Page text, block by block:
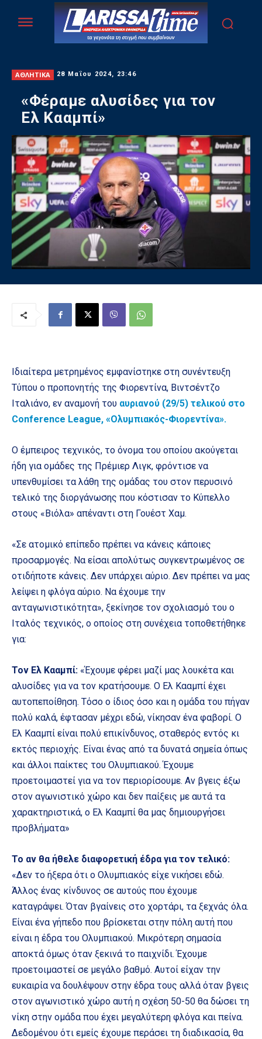
ΑΘΛΗΤΙΚΑ 28 Μαΐου 2024, 23:46
«Φέραμε αλυσίδες για τον
Ελ Κααμπί»
Ιδιαίτερα μετρημένος εμφανίστηκε στη συνέντευξη
Τύπου ο προπονητής της Φιορεντίνα, Βιντσέντζο
Ιταλιάνο, εν αναμονή του αυριανού (29/5) τελικού στο
Conference League, «Ολυμπιακός-Φιορεντίνα».
Ο έμπειρος τεχνικός, το όνομα του οποίου ακούγεται
ήδη για ομάδες της Πρέμιερ Λιγκ, φρόντισε να
υπενθυμίσει τα λάθη της ομάδας του στον περυσινό
τελικό της διοργάνωσης που κόστισαν το Κύπελλο
στους «Βιόλα» απέναντι στη Γουέστ Χαμ.
«Σε ατομικό επίπεδο πρέπει να κάνεις κάποιες
προσαρμογές. Να είσαι απολύτως συγκεντρωμένος σε
οτιδήποτε κάνεις. Δεν υπάρχει αύριο. Δεν πρέπει να μας
λείψει η φλόγα αύριο. Να έχουμε την
ανταγωνιστικότητα», ξεκίνησε τον σχολιασμό του ο
Ιταλός τεχνικός, ο οποίος στη συνέχεια τοποθετήθηκε
για:
Τον Ελ Κααμπί: «Έχουμε φέρει μαζί μας λουκέτα και
αλυσίδες για να τον κρατήσουμε. Ο Ελ Κααμπί έχει
αυτοπεποίθηση. Τόσο ο ίδιος όσο και η ομάδα του πήγαν
πολύ καλά, έφτασαν μέχρι εδώ, νίκησαν ένα φαβορί. Ο
Ελ Κααμπί είναι πολύ επικίνδυνος, σταθερός εντός κι
εκτός περιοχής. Είναι ένας από τα δυνατά σημεία όπως
και άλλοι παίκτες του Ολυμπιακού. Έχουμε
προετοιμαστεί για να τον περιορίσουμε. Αν βγεις έξω
στον αγωνιστικό χώρο και δεν παίξεις με αυτά τα
χαρακτηριστικά, ο Ελ Κααμπί θα μας δημιουργήσει
προβλήματα»
Το αν θα ήθελε διαφορετική έδρα για τον τελικό:
«Δεν το ήξερα ότι ο Ολυμπιακός είχε νικήσει εδώ.
Άλλος ένας κίνδυνος σε αυτούς που έχουμε
καταγράψει. Όταν βγαίνεις στο χορτάρι, τα ξεχνάς όλα.
Είναι ένα γήπεδο που βρίσκεται στην πόλη αυτή που
είναι η έδρα του Ολυμπιακού. Μικρότερη σημασία
αποκτά όμως όταν ξεκινά το παιχνίδι. Έχουμε
προετοιμαστεί σε μεγάλο βαθμό. Αυτοί είχαν την
ευκαιρία να δουλέψουν στην έδρα τους αλλά όταν βγεις
στον αγωνιστικό χώρο αυτή η σχέση 50-50 θα δώσει τη
νίκη στην ομάδα που έχει μεγαλύτερη φλόγα και πείνα.
Δεδομένου ότι εμείς έχουμε περάσει τη διαδικασία, θα